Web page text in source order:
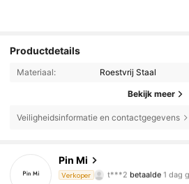
Productdetails
Materiaal: Roestvrij Staal
Bekijk meer
Veiligheidsinformatie en contactgegevens
Pin Mi
Verkoper
t***2 betaalde 1 dag